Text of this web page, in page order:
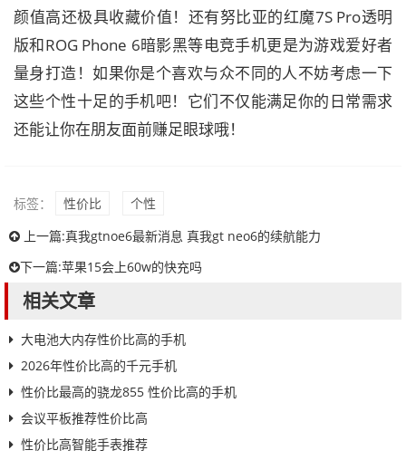
颜值高还极具收藏价值！还有努比亚的红魔7S Pro透明
版和ROG Phone 6暗影黑等电竞手机更是为游戏爱好者
量身打造！如果你是个喜欢与众不同的人不妨考虑一下
这些个性十足的手机吧！它们不仅能满足你的日常需求
还能让你在朋友面前赚足眼球哦！
标签： 性价比
个性
上一篇:真我gtnoe6最新消息 真我gt neo6的续航能力
下一篇:苹果15会上60w的快充吗
相关文章
大电池大内存性价比高的手机
2026年性价比高的千元手机
性价比最高的骁龙855 性价比高的手机
会议平板推荐性价比高
性价比高智能手表推荐